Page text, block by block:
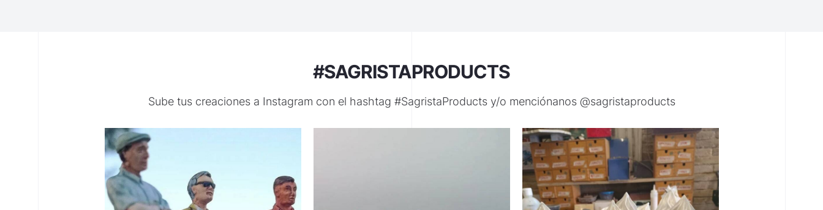
#SAGRISTAPRODUCTS
Sube tus creaciones a Instagram con el hashtag #SagristaProducts y/o menciónanos @sagristaproducts